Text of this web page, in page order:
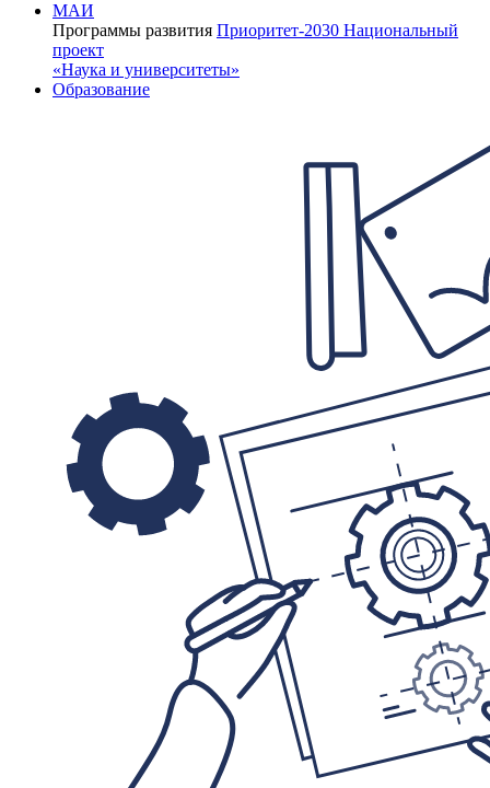
МАИ
Программы развития Приоритет-2030 Национальный
проект
«Наука и университеты»
Образование